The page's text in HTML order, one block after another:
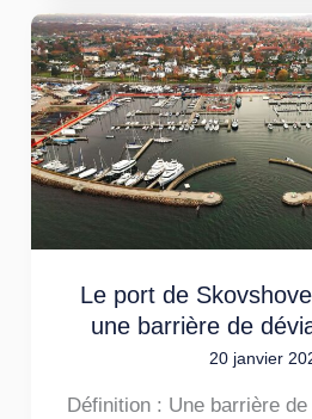
Le port de
une barrière de
20 janvier
Définition : Une barrière de
Le
port
de
protégé
par
une
barrière
de
déviation
de